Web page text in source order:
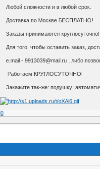
Любой сложности и в любой срок.
Доставка по Москве БЕСПЛАТНО!
Заказы принимаются круглосуточно!
Для того, чтобы оставить заказ,
e.mail - 9913039@mail.ru , либо
Работаем КРУГЛОСУТОЧНО!
Закажите так-же: подушку;
0